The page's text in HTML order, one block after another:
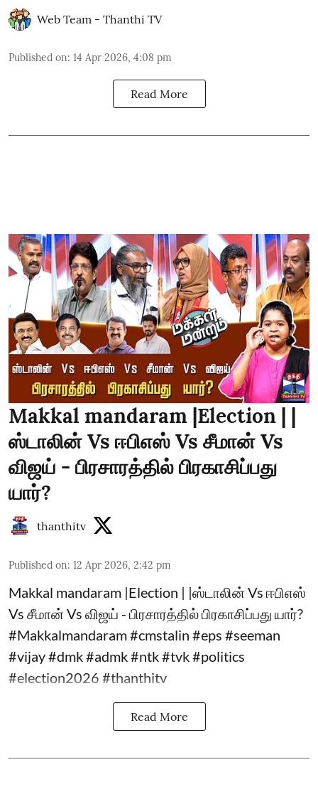
Web Team - Thanthi TV
Published on: 14 Apr 2026, 4:08 pm
Read More
Makkal mandaram |Election | |
ஸ்டாலின் Vs ஈபிஎஸ் Vs சீமான் Vs
விஜய் - பிரசாரத்தில் பிரகாசிப்பது
யார்?
thanthitv
Published on: 12 Apr 2026, 2:42 pm
Makkal mandaram |Election | |ஸ்டாலின் Vs ஈபிஎஸ்
Vs சீமான் Vs விஜய் - பிரசாரத்தில் பிரகாசிப்பது யார்?
#Makkalmandaram #cmstalin #eps #seeman
#vijay #dmk #admk #ntk #tvk #politics
#election2026 #thanthitv
Read More